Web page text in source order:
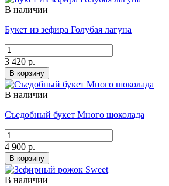
В наличии
Букет из зефира Голубая лагуна
3 420 р.
В корзину
В наличии
Съедобный букет Много шоколада
4 900 р.
В корзину
В наличии